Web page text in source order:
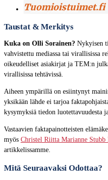
Ota yhteyttä
Tuomioistuimet.fi
Taustat & Merkitys
Kuka on Olli Sorainen? Nykyisen
vahvistettu mediassa tai virallisissa
oikeudelliset asiakirjat ja TEM:n
virallisissa tehtävissä.
Aiheen ympärillä on esiintynyt
yksikään lähde ei tarjoa
kysymyksiä tiedon luotettavuudesta ja
Vastaavien faktapainotteisten
myös Christel Riitta Marianne Stubb
artikkelissamme.
Mitä Seuraavaksi Odottaa?